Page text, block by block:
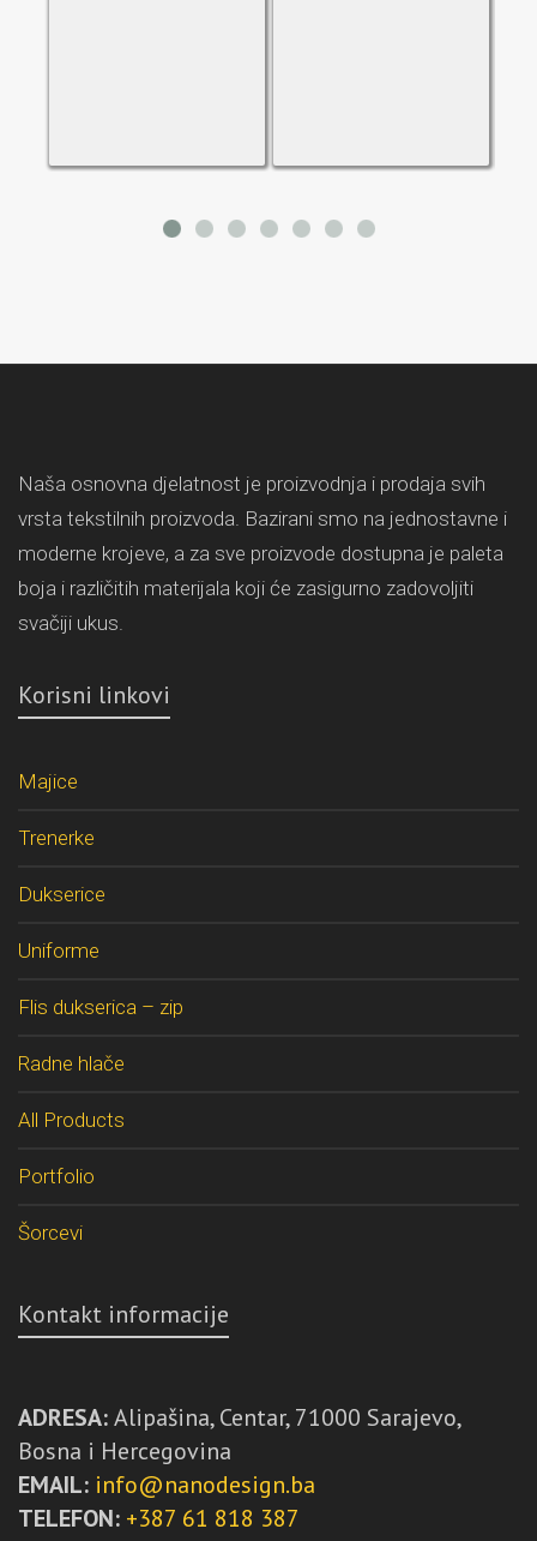
Naša osnovna djelatnost je proizvodnja i prodaja svih
vrsta tekstilnih proizvoda. Bazirani smo na jednostavne i
moderne krojeve, a za sve proizvode dostupna je paleta
boja i različitih materijala koji će zasigurno zadovoljiti
svačiji ukus.
Korisni linkovi
Majice
Trenerke
Dukserice
Uniforme
Flis dukserica – zip
Radne hlače
All Products
Portfolio
Šorcevi
Kontakt informacije
ADRESA:Alipašina, Centar, 71000 Sarajevo,
Bosna i Hercegovina
EMAIL: info@nanodesign.ba
TELEFON: +387 61 818 387